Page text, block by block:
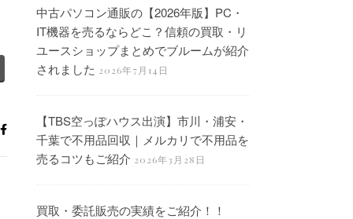
中古パソコン通販の【2026年版】PC・
IT機器を売るならどこ？信頼の買取・リ
ユースショップまとめでブルームが紹介
されました 2026年7月14日
【TBS空っぽハウス出演】市川・浦安・
千葉で不用品回収｜メルカリで不用品を
売るコツもご紹介 2026年3月28日
買取・委託販売の実績をご紹介！！